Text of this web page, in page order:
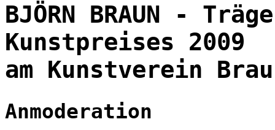
BJÖRN BRAUN -
Kunstpreises 2009
am Kunstverein
Anmoderation